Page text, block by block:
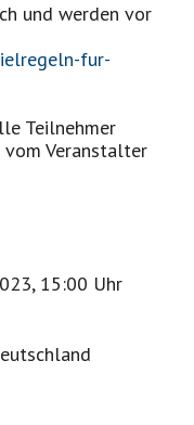
und werden vor
fur-
Teilnehmer
vom Veranstalter
15:00 Uhr